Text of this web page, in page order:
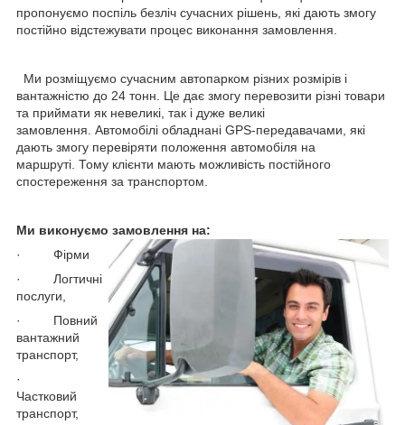
пропонуємо поспіль безліч сучасних рішень, які дають змогу
постійно відстежувати процес виконання замовлення.
Ми розміщуємо сучасним автопарком різних розмірів і
вантажністю до 24 тонн. Це дає змогу перевозити різні товари
та приймати як невеликі, так і дуже великі
замовлення. Автомобілі обладнані GPS-передавачами, які
дають змогу перевіряти положення автомобіля на
маршруті. Тому клієнти мають можливість постійного
спостереження за транспортом.
Ми виконуємо замовлення на:
· Фірми
· Логтичні
послуги,
· Повний
вантажний
транспорт,
·
Частковий
транспорт,